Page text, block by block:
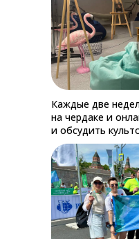
Каждые две
на чердаке и
и обсудить